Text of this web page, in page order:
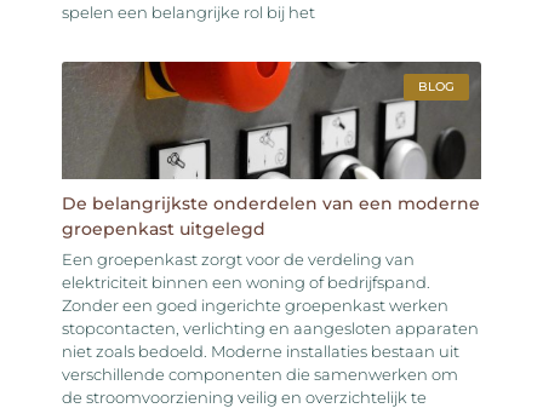
spelen een belangrijke rol bij het
BLOG
De belangrijkste onderdelen van een moderne
groepenkast uitgelegd
Een groepenkast zorgt voor de verdeling van
elektriciteit binnen een woning of bedrijfspand.
Zonder een goed ingerichte groepenkast werken
stopcontacten, verlichting en aangesloten apparaten
niet zoals bedoeld. Moderne installaties bestaan uit
verschillende componenten die samenwerken om
de stroomvoorziening veilig en overzichtelijk te